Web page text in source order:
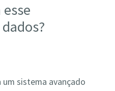
sistema avançado